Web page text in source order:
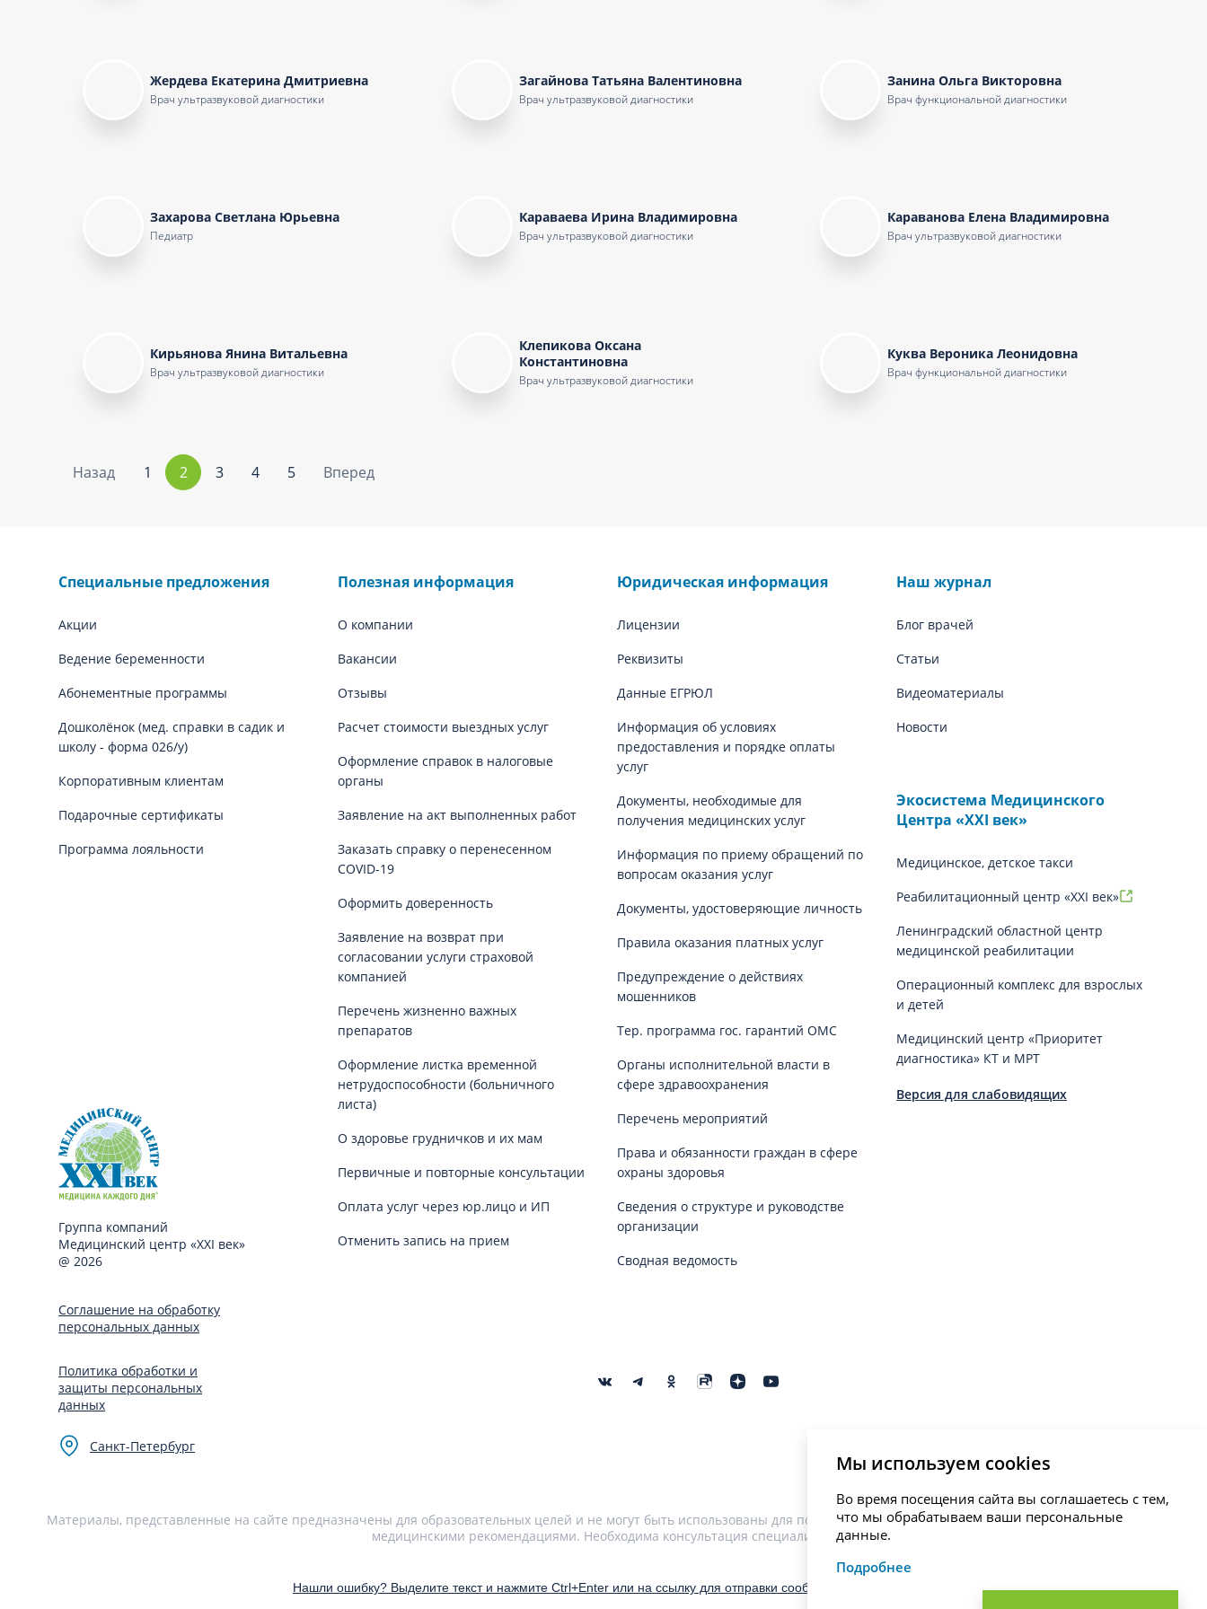
Жердева Екатерина Дмитриевна
Врач ультразвуковой диагностики
Загайнова Татьяна Валентиновна
Врач ультразвуковой диагностики
Занина Ольга Викторовна
Врач функциональной диагностики
Захарова Светлана Юрьевна
Педиатр
Караваева Ирина Владимировна
Врач ультразвуковой диагностики
Караванова Елена Владимировна
Врач ультразвуковой диагностики
Кирьянова Янина Витальевна
Врач ультразвуковой диагностики
Клепикова Оксана
Константиновна
Врач ультразвуковой диагностики
Куква Вероника Леонидовна
Врач функциональной диагностики
Назад 1 2 3 4 5 Вперед
Специальные предложения
Акции
Ведение беременности
Абонементные программы
Дошколёнок (мед. справки в садик и
школу - форма 026/у)
Корпоративным клиентам
Подарочные сертификаты
Программа лояльности
Группа компаний
Медицинский центр «XXI век»
@ 2026
Полезная информация
О компании
Вакансии
Отзывы
Расчет стоимости выездных услуг
Оформление справок в налоговые
органы
Заявление на акт выполненных работ
Заказать справку о перенесенном
COVID-19
Оформить доверенность
Заявление на возврат при
согласовании услуги страховой
компанией
Перечень жизненно важных
препаратов
Оформление листка временной
нетрудоспособности (больничного
листа)
О здоровье грудничков и их мам
Первичные и повторные консультации
Оплата услуг через юр.лицо и ИП
Отменить запись на прием
Юридическая информация
Лицензии
Реквизиты
Данные ЕГРЮЛ
Информация об условиях
предоставления и порядке оплаты
услуг
Документы, необходимые для
получения медицинских услуг
Информация по приему обращений по
вопросам оказания услуг
Документы, удостоверяющие личность
Правила оказания платных услуг
Предупреждение о действиях
мошенников
Тер. программа гос. гарантий ОМС
Органы исполнительной власти в
сфере здравоохранения
Перечень мероприятий
Права и обязанности граждан в сфере
охраны здоровья
Сведения о структуре и руководстве
организации
Сводная ведомость
Наш журнал
Блог врачей
Статьи
Видеоматериалы
Новости
Экосистема Медицинского
Центра «‎XXI век»
Медицинское, детское такси
Реабилитационный центр «XXI век»
Ленинградский областной центр
медицинской реабилитации
Операционный комплекс для взрослых
и детей
Медицинский центр «Приоритет
диагностика» КТ и МРТ
Версия для слабовидящих
Соглашение на обработку
персональных данных
Политика обработки и
защиты персональных
данных
Санкт-Петербург
Материалы, представленные на сайте предназначены для образовательных целей и не могут быть использованы для постановки диагноза, назначения лечения и не являются
медицинскими рекомендациями. Необходима консультация специалиста.
Нашли ошибку? Выделите текст и нажмите Ctrl+Enter или на ссылку для отправки сообщения об ошибке
Мы используем cookies
Во время посещения сайта вы соглашаетесь с тем,
что мы обрабатываем ваши персональные
данные.
Подробнее